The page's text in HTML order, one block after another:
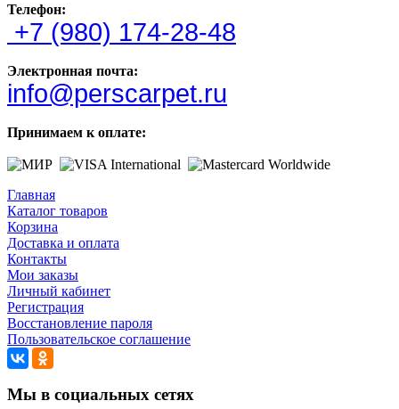
Телефон:
+7 (980) 174-28-48
Электронная почта:
info@perscarpet.ru
Принимаем к оплате:
Главная
Каталог товаров
Корзина
Доставка и оплата
Контакты
Мои заказы
Личный кабинет
Регистрация
Восстановление пароля
Пользовательское соглашение
Мы в социальных сетях